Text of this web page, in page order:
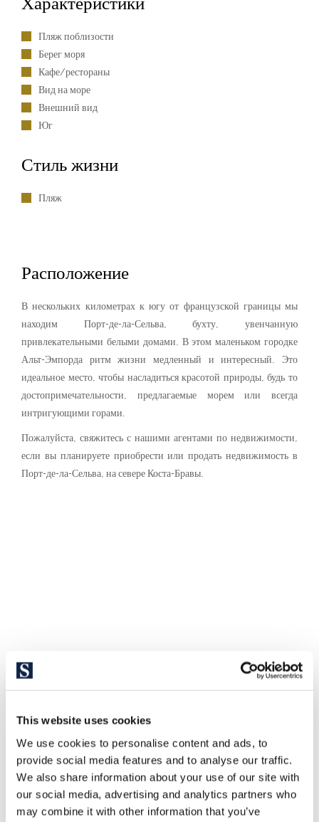
This website uses cookies
We use cookies to personalise content and ads, to
provide social media features and to analyse our traffic.
We also share information about your use of our site with
our social media, advertising and analytics partners who
may combine it with other information that you’ve
Пляж поблизости
Берег моря
Кафе/рестораны
Вид на море
Внешний вид
Юг
Стиль жизни
Пляж
Расположение
В нескольких километрах к югу от французской границы мы
находим Порт-де-ла-Сельва, бухту, увенчанную
привлекательными белыми домами. В этом маленьком городке
Альт-Эмпорда ритм жизни медленный и интересный. Это
идеальное место, чтобы насладиться красотой природы, будь то
достопримечательности, предлагаемые морем или всегда
интригующими горами.
Пожалуйста, свяжитесь с нашими агентами по недвижимости,
если вы планируете приобрести или продать недвижимость в
Порт-де-ла-Сельва, на севере Коста-Бравы.